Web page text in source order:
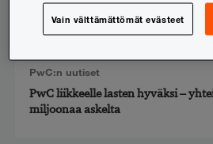
yleisimmin käyttämien
PwC:n uutiset
PwC liikkeelle lasten hyväksi –
miljoonaa askelta
Vain välttämättömät evästeet